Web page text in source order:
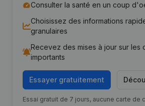
Consulter la santé en un coup
Choisissez des informations
granulaires
Recevez des mises à jour sur les
importants
Essayer gratuitement
Essai gratuit de 7 jours, aucune carte de